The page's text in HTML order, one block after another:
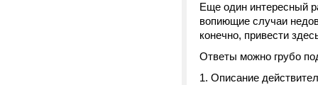
Еще один интересный
вопиющие случаи
конечно, привести
Ответы можно грубо
1. Описание